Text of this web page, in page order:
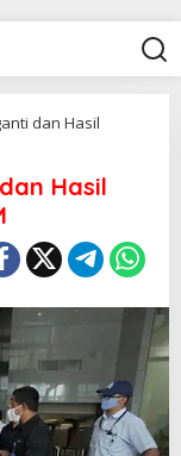
dan Hasil
Hasil